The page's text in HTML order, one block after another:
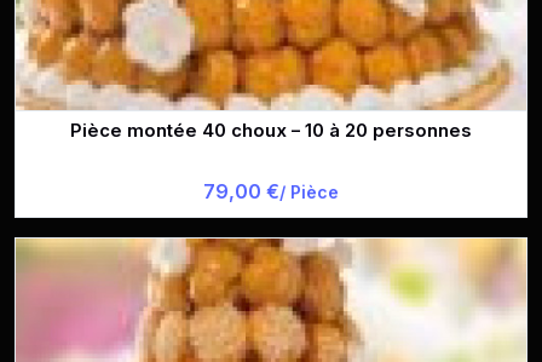
Pièce montée 40 choux – 10 à 20 personnes
79,00 €/ Pièce